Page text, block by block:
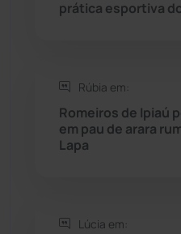
Rio do Pires
Seabra
Sebastião Laranjeiras
prática esportiva
Rúbia em:
Romeiros de Ipiaú
em pau de arara
Lapa
Lúcia em: